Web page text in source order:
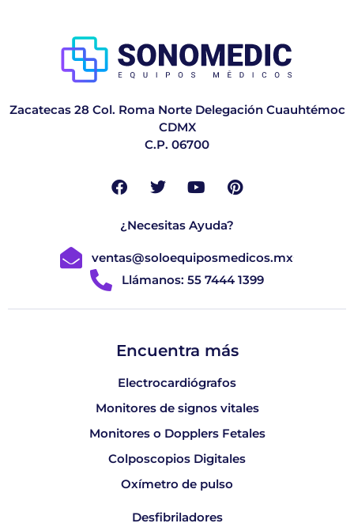
Zacatecas 28 Col. Roma Norte Delegación Cuauhtémoc
CDMX
C.P. 06700
¿Necesitas Ayuda?
ventas@soloequiposmedicos.mx
Llámanos: 55 7444 1399
Encuentra más
Electrocardiógrafos
Monitores de signos vitales
Monitores o Dopplers Fetales
Colposcopios Digitales
Oxímetro de pulso
Desfibriladores